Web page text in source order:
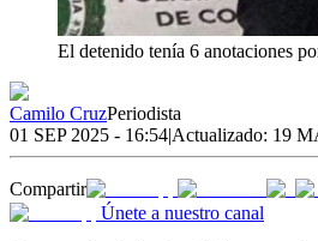
El detenido tenía 6 anotaciones
Camilo CruzPeriodista
01 SEP 2025 - 16:54|Actualizado: 19
Compartir
Únete a nuestro canal